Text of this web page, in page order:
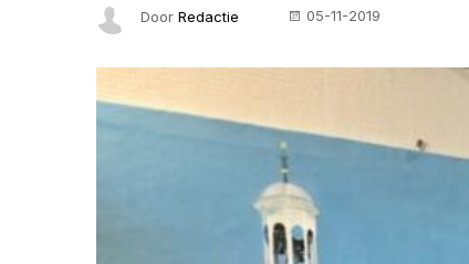
Door Redactie 05-11-2019